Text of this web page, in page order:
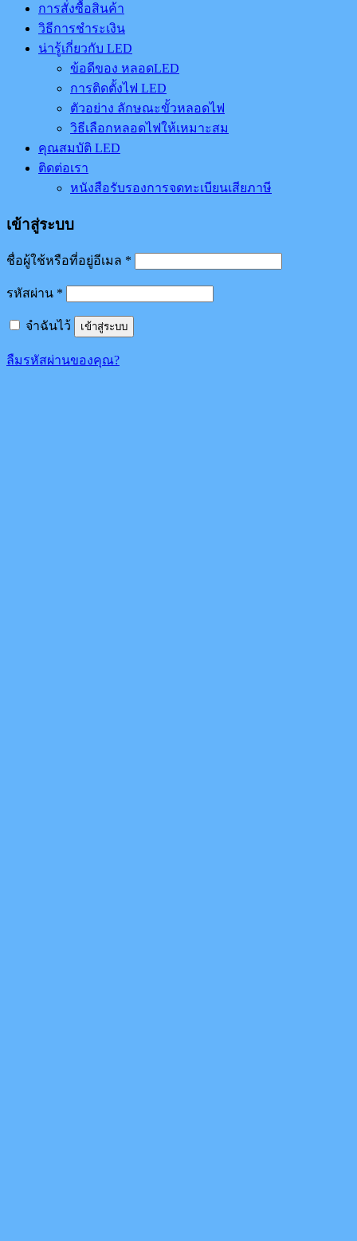
การสั่งซื้อสินค้า
วิธีการชำระเงิน
น่ารู้เกี่ยวกับ LED
ข้อดีของ หลอดLED
การติดตั้งไฟ LED
ตัวอย่าง ลักษณะขั้วหลอดไฟ
วิธีเลือกหลอดไฟให้เหมาะสม
คุณสมบัติ LED
ติดต่อเรา
หนังสือรับรองการจดทะเบียนเสียภาษี
เข้าสู่ระบบ
ชื่อผู้ใช้หรือที่อยู่อีเมล *
รหัสผ่าน *
จำฉันไว้ เข้าสู่ระบบ
ลืมรหัสผ่านของคุณ?